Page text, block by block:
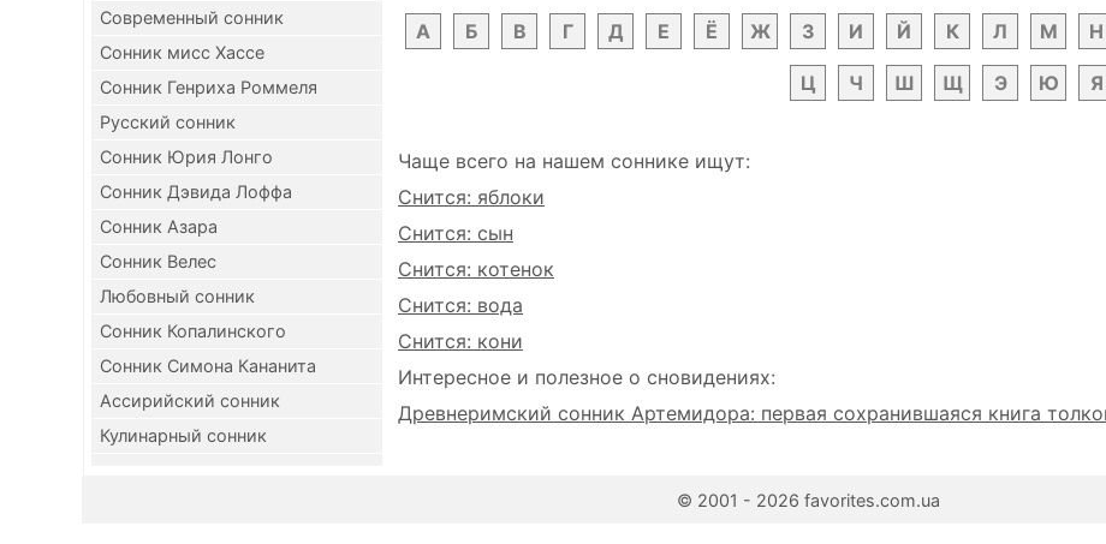
Современный сонник
Сонник мисс Хассе
Сонник Генриха Роммеля
Русский сонник
Сонник Юрия Лонго
Сонник Дэвида Лоффа
Сонник Азара
Сонник Велес
Любовный сонник
Сонник Копалинского
Сонник Симона Кананита
Ассирийский сонник
Кулинарный сонник
А
Б В Г Д Е Ё Ж З И Й К Л М Н
Ц Ч Ш Щ Э Ю Я
Чаще всего на нашем соннике ищут:
Снится: яблоки
Снится: сын
Снится: котенок
Снится: вода
Снится: кони
Интересное и полезное о сновидениях:
Древнеримский сонник Артемидора: первая сохранившаяся книга
© 2001 - 2026 favorites.com.ua